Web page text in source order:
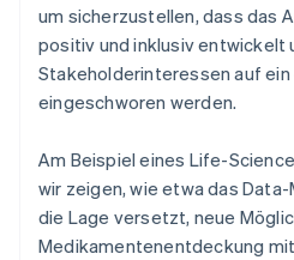
um sicherzustellen, dass das
positiv und inklusiv entwickelt
Stakeholderinteressen auf
eingeschworen werden.
Am Beispiel eines Life-
wir zeigen, wie etwa das
die Lage versetzt, neue
Medikamentenentdeckung